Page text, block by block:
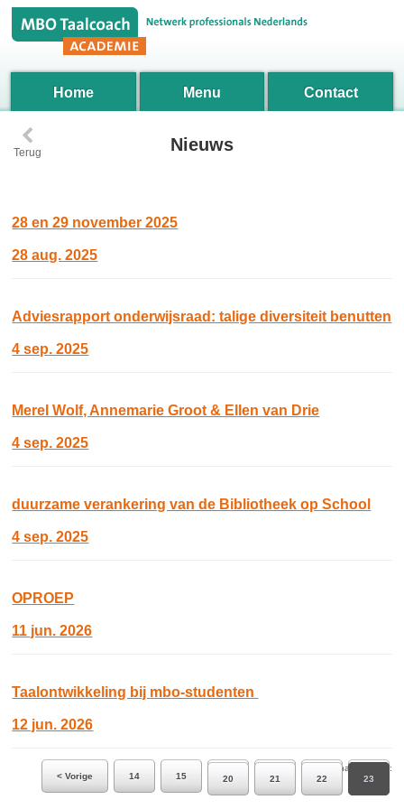
Home Menu Contact
‹
Terug Nieuws
28 en 29 november 2025
28 aug. 2025
Adviesrapport onderwijsraad: talige diversiteit benutten
4 sep. 2025
Merel Wolf, Annemarie Groot & Ellen van Drie
4 sep. 2025
duurzame verankering van de Bibliotheek op School
4 sep. 2025
OPROEP
11 jun. 2026
Taalontwikkeling bij mbo‑studenten
12 jun. 2026
Ga naar pagina:
< Vorige
14 15 16 17 18 19
20 21 22 23